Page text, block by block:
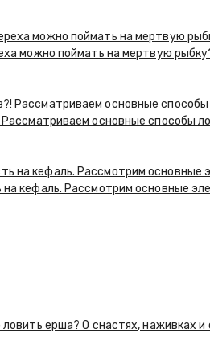
можно поймать на мертвую
Рассматриваем основные способы
на кефаль. Рассмотрим основные
ловить ерша? О снастях, наживках